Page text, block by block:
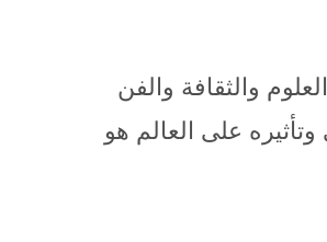
والثقافة والفن
على العالم هو